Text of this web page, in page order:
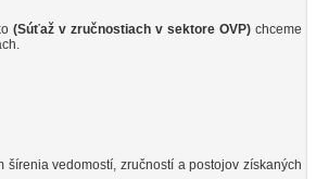
(Súťaž v zručnostiach v sektore OVP)chceme
vedomostí, zručností a postojov získaných